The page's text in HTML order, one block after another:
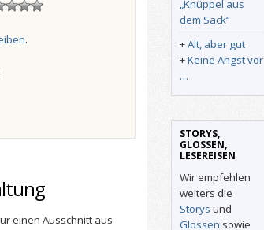
.
einen Ausschnitt aus
„Knüppel aus
dem Sack“
+Alt, aber gut
+Keine Angst vor
…
STORYS,
GLOSSEN,
LESEREISEN
Wir empfehlen
weiters die
Storys und
Glossen sowie